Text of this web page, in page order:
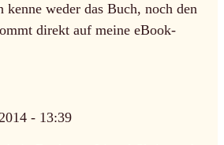
weder das Buch, noch den
direkt auf meine eBook-
- 13:39